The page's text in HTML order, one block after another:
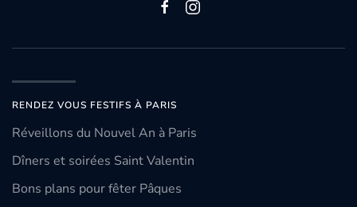
RENDEZ VOUS FESTIFS À PARIS
Réveillons du Nouvel An à Paris
Dîners et soirées Saint Valentin
Bons plans pour fêter Pâques